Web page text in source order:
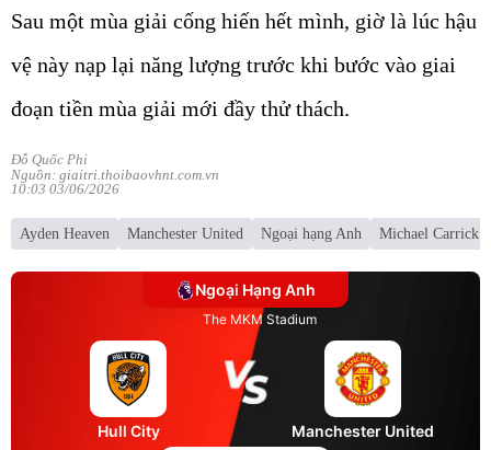
Sau một mùa giải cống hiến hết mình, giờ là lúc hậu
vệ này nạp lại năng lượng trước khi bước vào giai
đoạn tiền mùa giải mới đầy thử thách.
Đỗ Quốc Phi
Nguồn: giaitri.thoibaovhnt.com.vn
10:03 03/06/2026
Ayden Heaven Manchester United Ngoại hạng Anh Michael Carrick
Ngoại Hạng Anh
The MKM Stadium
Hull City Manchester United